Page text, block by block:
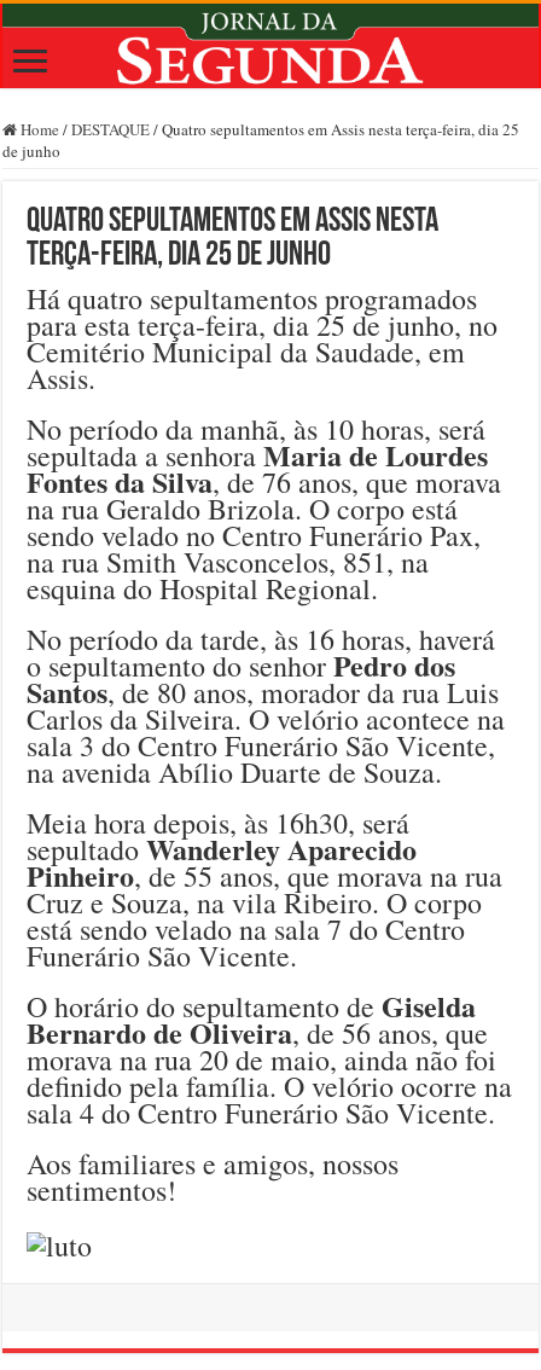
Home /DESTAQUE/Quatro sepultamentos em Assis nesta terça-feira, dia 25
de junho
Quatro sepultamentos em Assis nesta
terça-feira, dia 25 de junho
Há quatro sepultamentos programados
para esta terça-feira, dia 25 de junho, no
Cemitério Municipal da Saudade, em
Assis.
No período da manhã, às 10 horas, será
sepultada a senhoraMaria de Lourdes
Fontes da Silva, de 76 anos, que morava
na rua Geraldo Brizola. O corpo está
sendo velado no Centro Funerário Pax,
na rua Smith Vasconcelos, 851, na
esquina do Hospital Regional.
No período da tarde, às 16 horas, haverá
o sepultamento do senhorPedro dos
Santos, de 80 anos, morador da rua Luis
Carlos da Silveira. O velório acontece na
sala 3 do Centro Funerário São Vicente,
na avenida Abílio Duarte de Souza.
Meia hora depois, às 16h30, será
sepultadoWanderley Aparecido
Pinheiro, de 55 anos, que morava na rua
Cruz e Souza, na vila Ribeiro. O corpo
está sendo velado na sala 7 do Centro
Funerário São Vicente.
O horário do sepultamento de Giselda
Bernardo de Oliveira, de 56 anos, que
morava na rua 20 de maio, ainda não foi
definido pela família. O velório ocorre na
sala 4 do Centro Funerário São Vicente.
Aos familiares e amigos, nossos
sentimentos!